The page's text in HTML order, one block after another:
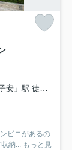
駅 徒歩13分
ビニがあるの
納...
もっと見